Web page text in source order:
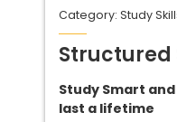
Category: Study
Structured
Study Smart
last a lifetime